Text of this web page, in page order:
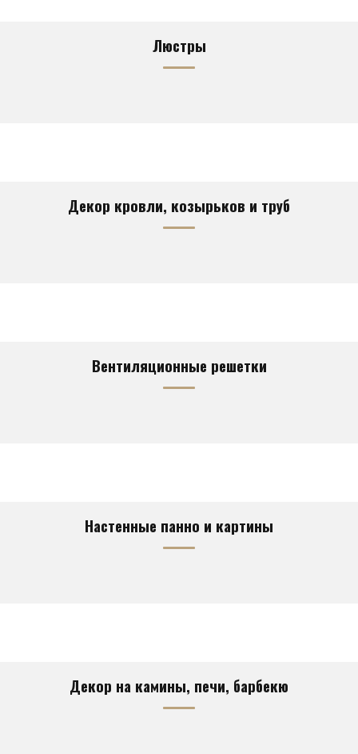
Люстры
Декор кровли, козырьков и труб
Вентиляционные решетки
Настенные панно и картины
Декор на камины, печи, барбекю